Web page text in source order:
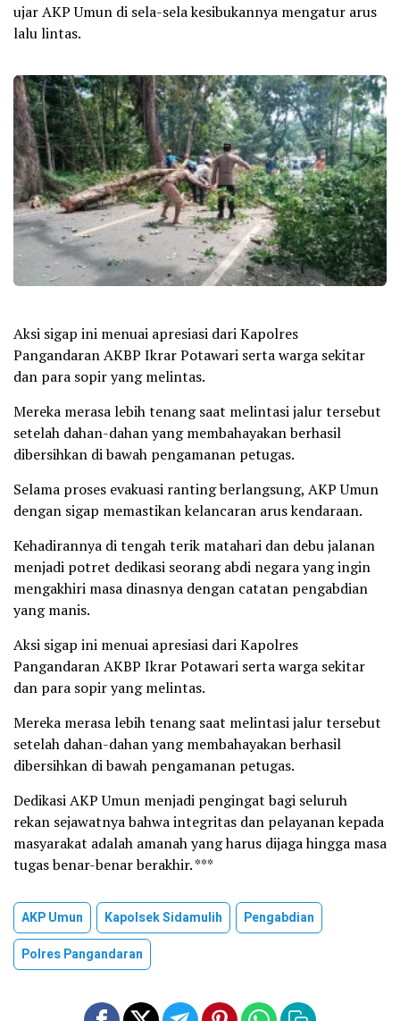
ujar AKP Umun di sela-sela kesibukannya mengatur arus
lalu lintas.
Aksi sigap ini menuai apresiasi dari Kapolres
Pangandaran AKBP Ikrar Potawari serta warga sekitar
dan para sopir yang melintas.
Mereka merasa lebih tenang saat melintasi jalur tersebut
setelah dahan-dahan yang membahayakan berhasil
dibersihkan di bawah pengamanan petugas.
Selama proses evakuasi ranting berlangsung, AKP Umun
dengan sigap memastikan kelancaran arus kendaraan.
Kehadirannya di tengah terik matahari dan debu jalanan
menjadi potret dedikasi seorang abdi negara yang ingin
mengakhiri masa dinasnya dengan catatan pengabdian
yang manis.
Aksi sigap ini menuai apresiasi dari Kapolres
Pangandaran AKBP Ikrar Potawari serta warga sekitar
dan para sopir yang melintas.
Mereka merasa lebih tenang saat melintasi jalur tersebut
setelah dahan-dahan yang membahayakan berhasil
dibersihkan di bawah pengamanan petugas.
Dedikasi AKP Umun menjadi pengingat bagi seluruh
rekan sejawatnya bahwa integritas dan pelayanan kepada
masyarakat adalah amanah yang harus dijaga hingga masa
tugas benar-benar berakhir. ***
AKP Umun Kapolsek Sidamulih
Pengabdian
Polres Pangandaran